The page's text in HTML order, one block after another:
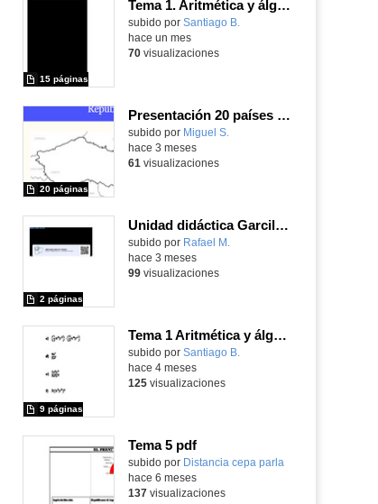
Tema 1. Aritmética y álgebra. 2.1. Logaritmos
Contenido educativo.
subido por Santiago B.
15 páginas
hace un mes
70visualizaciones
Presentación 20 países de Europa
Contenido educativo.
subido por Miguel S.
20 páginas
hace 3 meses
61 visualizaciones
Unidad didáctica Garcilaso de la Vega.
Contenido educativo.
subido por Rafael M.
2 páginas
hace 3 meses
99visualizaciones
Tema 1 Aritmética y álgebra 1.1. Potencias
Contenido educativo.
subido por Santiago B.
9 páginas
hace 4 meses
125visualizaciones
Tema 5 pdf
Contenido educativo.
subido por Distancia cepa parla
hace 6 meses
137visualizaciones